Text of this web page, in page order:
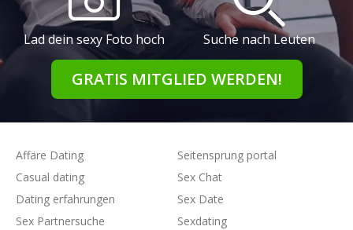
Lad dein sexy Foto hoch Suche nach Leuten
GRATIS MITGLIED WERDEN!
Affäre Dating
Casual dating
Dating erfahrungen
Seitensprung portal
Sex Chat
Sex Date
Sex Partnersuche
Sexdating